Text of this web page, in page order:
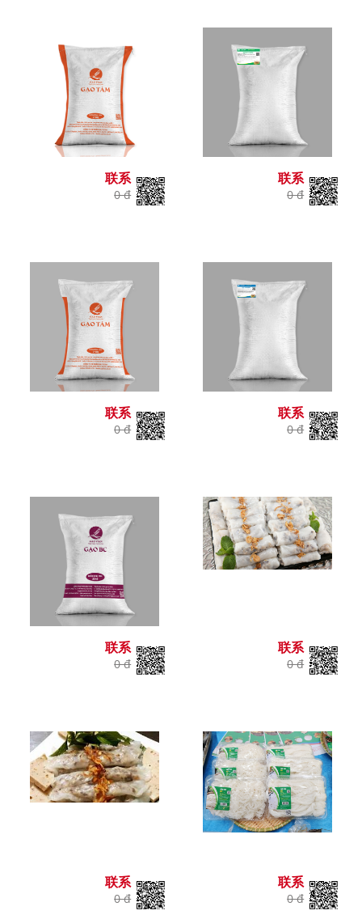
联系
0 đ
联系
0 đ
联系
0 đ
联系
0 đ
联系
0 đ
联系
0 đ
联系
0 đ
联系
0 đ